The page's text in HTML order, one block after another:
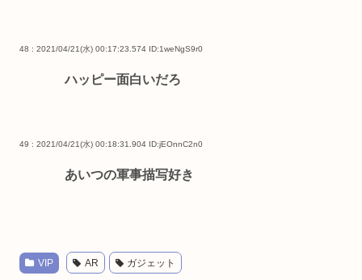
48 : 2021/04/21(水) 00:17:23.574 ID:1weNgS9r0
ハッピー面白いだろ
49 : 2021/04/21(水) 00:18:31.904 ID:jEOnnC2n0
あいつの軍事描写好き
VIP AR ガジェット